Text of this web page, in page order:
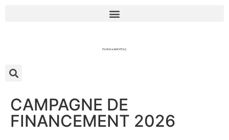
CAMPAGNE DE
FINANCEMENT 2026